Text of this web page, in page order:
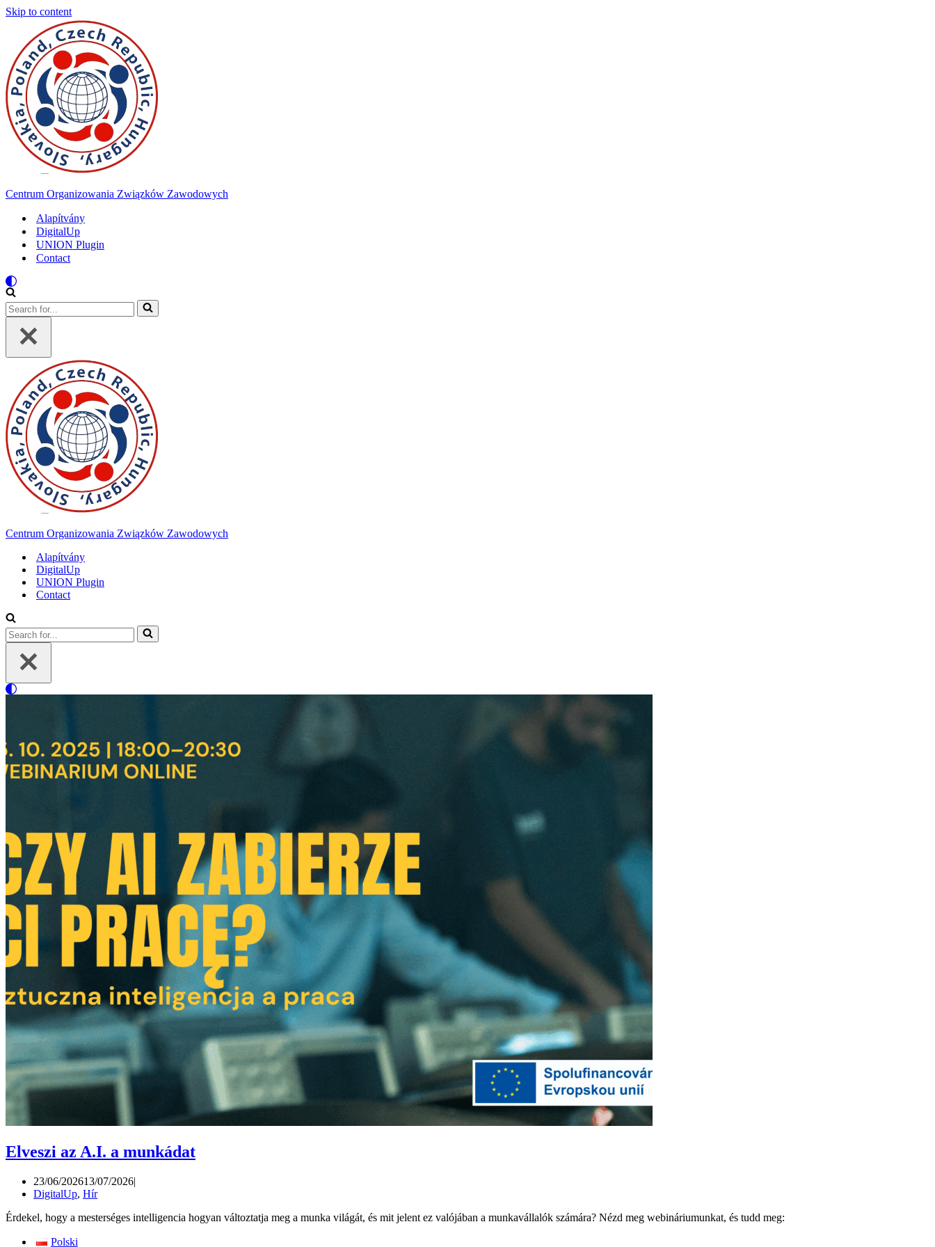
Skip to content
Centrum Organizowania Związków Zawodowych
Alapítvány
DigitalUp
UNION Plugin
Contact
Search
for...
Centrum Organizowania Związków Zawodowych
Alapítvány
DigitalUp
UNION Plugin
Contact
Search
for...
Elveszi az A.I. a munkádat
23/06/202613/07/2026
DigitalUp, Hír
Érdekel, hogy a mesterséges intelligencia hogyan változtatja meg a munka világát, és mit jelent ez valójában a munkavállalók számára? Nézd meg webináriumunkat, és tudd meg:
Polski